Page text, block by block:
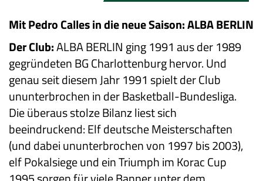
Mit Pedro Calles in die neue Saison: ALBA BERLIN
Der Club:ALBA BERLIN ging 1991 aus der 1989
gegründeten BG Charlottenburg hervor. Und
genau seit diesem Jahr 1991 spielt der Club
ununterbrochen in der Basketball-Bundesliga.
Die überaus stolze Bilanz liest sich
beeindruckend: Elf deutsche Meisterschaften
(und dabei ununterbrochen von 1997 bis 2003),
elf Pokalsiege und ein Triumph im Korac Cup